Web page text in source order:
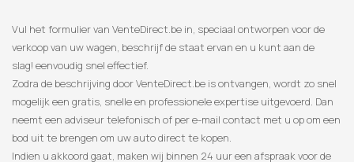
Vul het formulier van VenteDirect.be in, speciaal ontworpen voor de
verkoop van uw wagen, beschrijf de staat ervan en u kunt aan de
slag! eenvoudig snel effectief.
Zodra de beschrijving door VenteDirect.be is ontvangen, wordt zo snel
mogelijk een gratis, snelle en professionele expertise uitgevoerd. Dan
neemt een adviseur telefonisch of per e-mail contact met u op om een
​​bod uit te brengen om uw auto direct te kopen.
Indien u akkoord gaat, maken wij binnen 24 uur een afspraak voor de